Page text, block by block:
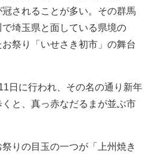
されることが多い。その群馬
埼玉県と面している県境の
祭り「いせさき初市」の舞台
日に行われ、その名の通り新年
と、真っ赤なだるまが並ぶ市
りの目玉の一つが「上州焼き